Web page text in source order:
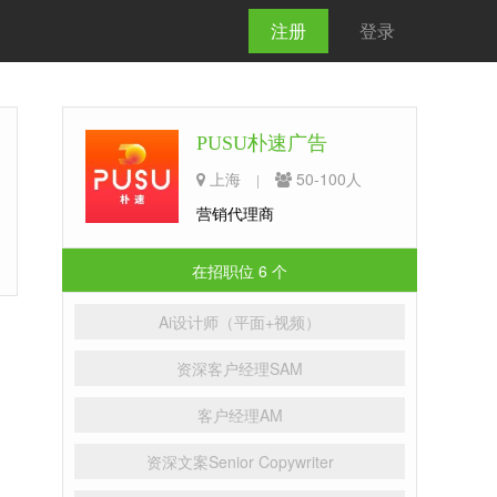
注册 登录
PUSU朴速广告
上海
|
50-100人
营销代理商
在招职位 6 个
Ai设计师（平面+视频）
资深客户经理SAM
客户经理AM
资深文案Senior Copywriter